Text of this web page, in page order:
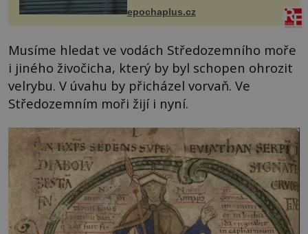
života. Dnes nepochopiteln...
epochaplus.cz
Musíme hledat ve vodách Středozemního moře
i jiného živočicha, který by byl schopen ohrozit
velrybu. V úvahu by přicházel vorvaň. Ve
Středozemním moři žijí i nyní.